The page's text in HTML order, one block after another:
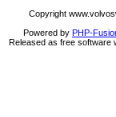
Copyright
Powered by PHP-
Released as free software